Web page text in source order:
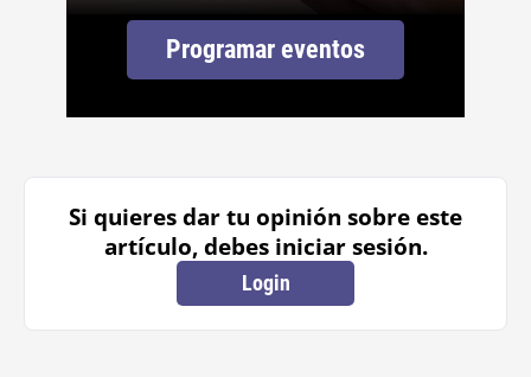
Programar eventos
Si quieres dar tu opinión sobre este
artículo, debes iniciar sesión.
Login